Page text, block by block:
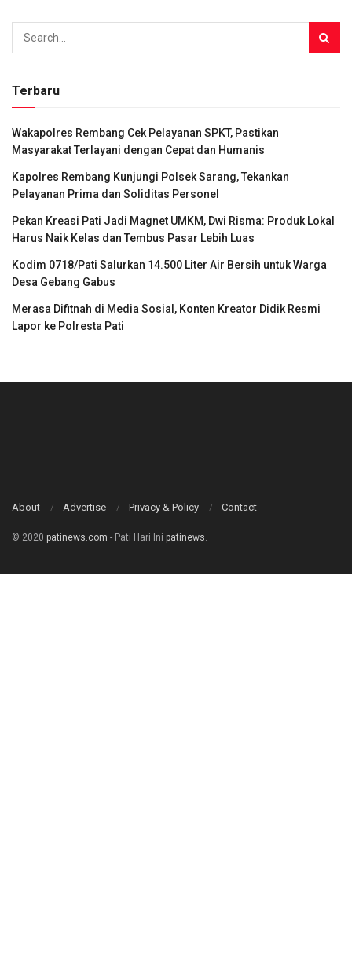
Terbaru
Wakapolres Rembang Cek Pelayanan SPKT, Pastikan
Masyarakat Terlayani dengan Cepat dan Humanis
Kapolres Rembang Kunjungi Polsek Sarang, Tekankan
Pelayanan Prima dan Soliditas Personel
Pekan Kreasi Pati Jadi Magnet UMKM, Dwi Risma: Produk Lokal
Harus Naik Kelas dan Tembus Pasar Lebih Luas
Kodim 0718/Pati Salurkan 14.500 Liter Air Bersih untuk Warga
Desa Gebang Gabus
Merasa Difitnah di Media Sosial, Konten Kreator Didik Resmi
Lapor ke Polresta Pati
About Advertise Privacy & Policy Contact
© 2020 patinews.com - Pati Hari Ini patinews.